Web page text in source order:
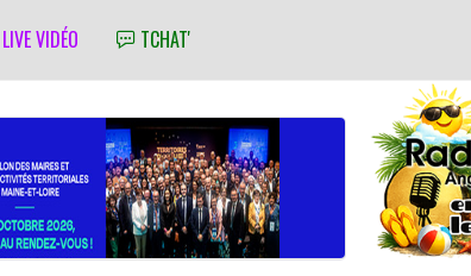
LIVE VIDÉO TCHAT'